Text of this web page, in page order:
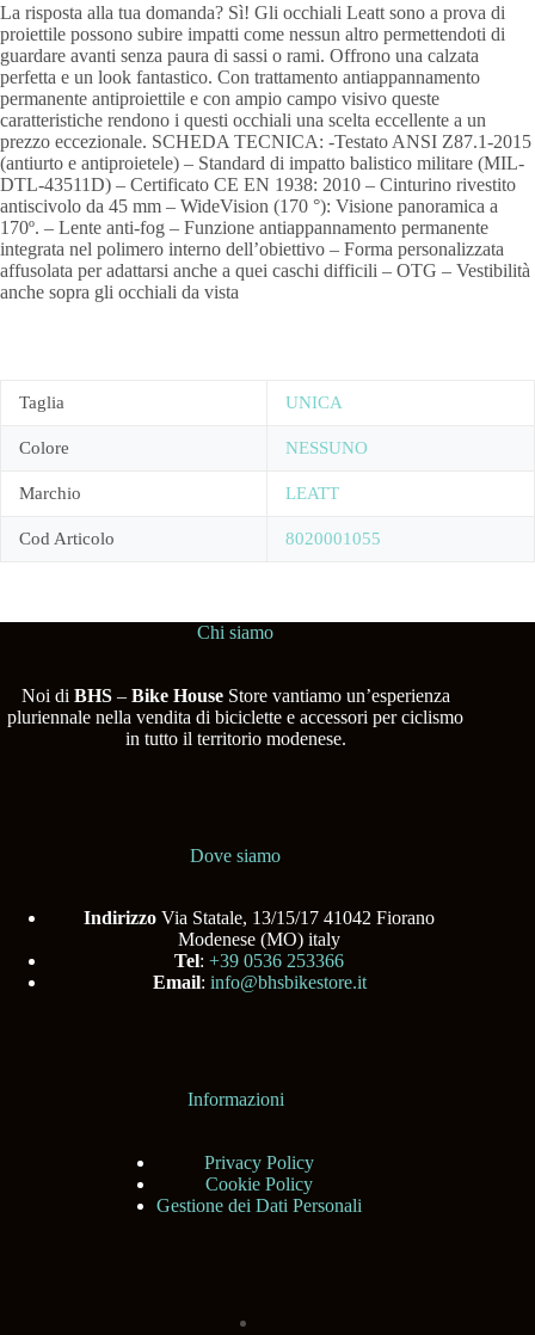
La risposta alla tua domanda? Sì! Gli occhiali Leatt sono a prova di
proiettile possono subire impatti come nessun altro permettendoti di
guardare avanti senza paura di sassi o rami. Offrono una calzata
perfetta e un look fantastico. Con trattamento antiappannamento
permanente antiproiettile e con ampio campo visivo queste
caratteristiche rendono i questi occhiali una scelta eccellente a un
prezzo eccezionale. SCHEDA TECNICA: -Testato ANSI Z87.1-2015
(antiurto e antiproietele) – Standard di impatto balistico militare (MIL-
DTL-43511D) – Certificato CE EN 1938: 2010 – Cinturino rivestito
antiscivolo da 45 mm – WideVision (170 °): Visione panoramica a
170º. – Lente anti-fog – Funzione antiappannamento permanente
integrata nel polimero interno dell’obiettivo – Forma personalizzata
affusolata per adattarsi anche a quei caschi difficili – OTG – Vestibilità
anche sopra gli occhiali da vista
Taglia UNICA
Colore NESSUNO
Marchio LEATT
Cod Articolo 8020001055
Chi siamo
Noi di BHS– Bike HouseStore vantiamo un’esperienza
pluriennale nella vendita di biciclette e accessori per ciclismo
in tutto il territorio modenese.
Dove siamo
Indirizzo Via Statale, 13/15/17 41042 Fiorano
Modenese (MO) italy
Tel:+39 0536 253366
Email: info@bhsbikestore.it
Informazioni
Privacy Policy
Cookie Policy
Gestione dei Dati Personali